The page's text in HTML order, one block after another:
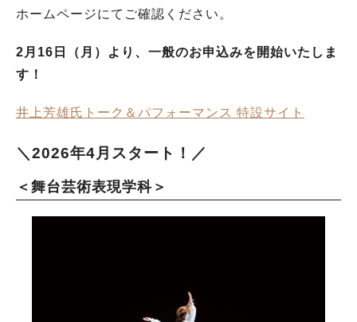
ホームページにてご確認ください。
2月16日（月）より、一般のお申込みを開始いたしま
す！
井上芳雄氏トーク＆パフォーマンス 特設サイト
＼2026年4月スタート！／
＜舞台芸術表現学科＞